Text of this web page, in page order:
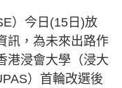
）今日(15日)放
訊，為未來出路作
港浸會大學（浸大
）首輪改選後